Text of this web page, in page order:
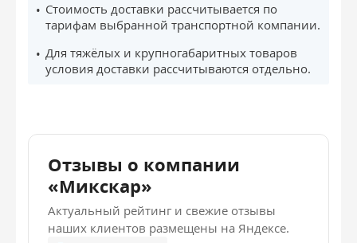
Стоимость доставки рассчитывается по
тарифам выбранной транспортной компании.
Для тяжёлых и крупногабаритных товаров
условия доставки рассчитываются отдельно.
Отзывы о компании
«Микскар»
Актуальный рейтинг и свежие отзывы
наших клиентов размещены на Яндексе.